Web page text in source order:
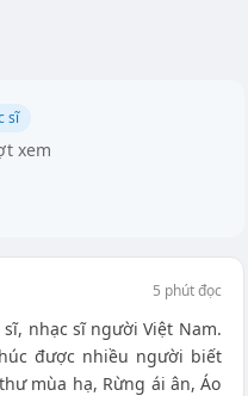
sĩ
xem
5 phút đọc
nhạc sĩ người Việt Nam.
được nhiều người biết
mùa hạ, Rừng ái ân, Áo